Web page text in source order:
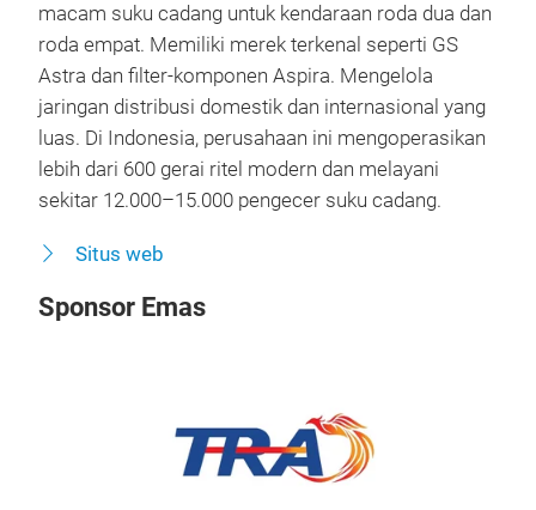
macam suku cadang untuk kendaraan roda dua dan
roda empat. Memiliki merek terkenal seperti GS
Astra dan filter-komponen Aspira. Mengelola
jaringan distribusi domestik dan internasional yang
luas. Di Indonesia, perusahaan ini mengoperasikan
lebih dari 600 gerai ritel modern dan melayani
sekitar 12.000–15.000 pengecer suku cadang.
Situs web
Sponsor Emas